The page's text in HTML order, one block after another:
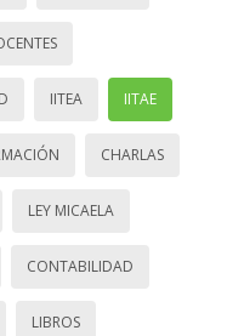
IITEA IITAE
CHARLAS
LEY MICAELA
CONTABILIDAD
LIBROS